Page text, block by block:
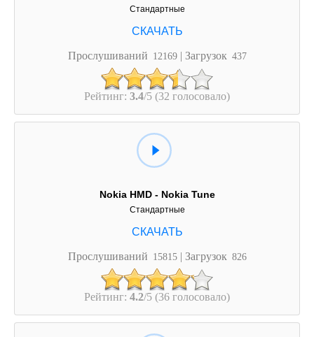
Стандартные
Прослушиваний 12169 | Загрузок 437
Рейтинг: 3.4/5 (32 голосовало)
Nokia HMD - Nokia Tune
Стандартные
Прослушиваний 15815 | Загрузок 826
Рейтинг: 4.2/5 (36 голосовало)